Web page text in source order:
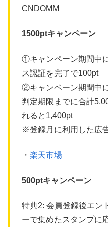
CNDOMM
1500ptキャンペーン
①キャンペーン期間中
ス認証を完了で100pt
②キャンペーン期間中
判定期限までに合計
れると1,400pt
※登録月に利用した広
・ 楽天市場
500ptキャンペーン
特典2: 会員登録後エン
ーで集めたスタンプに